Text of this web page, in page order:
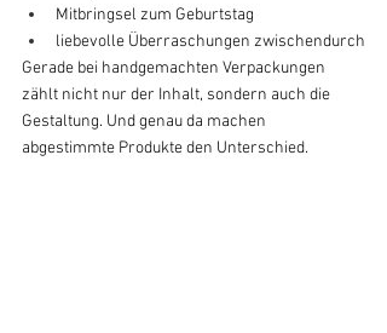
Mitbringsel zum Geburtstag
liebevolle Überraschungen zwischendurch
Gerade bei handgemachten Verpackungen
zählt nicht nur der Inhalt, sondern auch die
Gestaltung. Und genau da machen
abgestimmte Produkte den Unterschied.